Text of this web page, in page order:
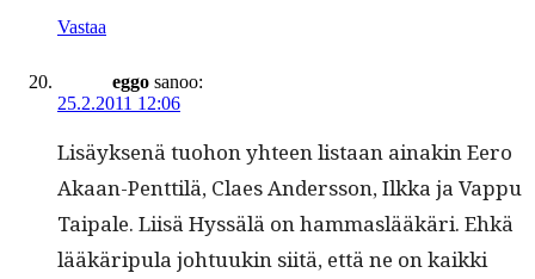
Vastaa
eggo sanoo:
25.2.2011 12:06
Lisäyk­senä tuo­hon yhteen lis­taan ainakin Eero
Akaan-Pent­tilä, Claes Ander­s­son, Ilk­ka ja Vap­pu
Taipale. Liisä Hyssälä on ham­maslääkäri. Ehkä
lääkärip­u­la johtuukin siitä, että ne on kaik­ki